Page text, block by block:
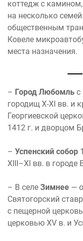
коттедж с
на несколько
общественным
Ковеле
места назначения.
– Город Любомль с
городищ Х-ХІ вв. и
Георгиевской
1412 г. и дворцом
– Успенский собор
ХІІІ–ХІ вв. в
– В селе Зимнее —
Святогорский
с пещерной
церковью XV в. и